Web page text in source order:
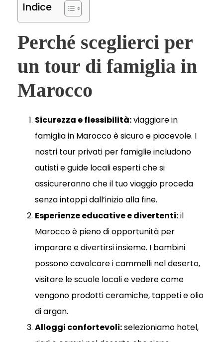
Indice
Perché sceglierci per
un tour di famiglia in
Marocco
Sicurezza e flessibilità:viaggiare in
famiglia in Marocco è sicuro e piacevole. I
nostri tour privati per famiglie includono
autisti e guide locali esperti che si
assicureranno che il tuo viaggio proceda
senza intoppi dall’inizio alla fine.
Esperienze educative e divertenti:il
Marocco è pieno di opportunità per
imparare e divertirsi insieme. I bambini
possono cavalcare i cammelli nel deserto,
visitare le scuole locali e vedere come
vengono prodotti ceramiche, tappeti e olio
di argan.
Alloggi confortevoli:selezioniamo hotel,